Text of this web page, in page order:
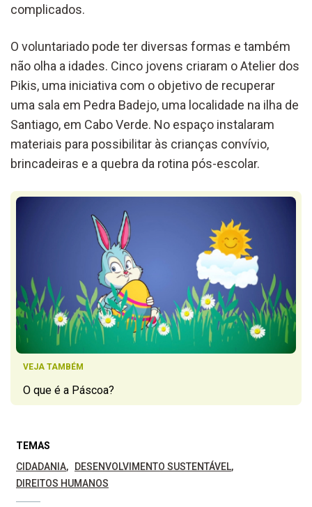
complicados.
O voluntariado pode ter diversas formas e também
não olha a idades. Cinco jovens criaram o Atelier dos
Pikis, uma iniciativa com o objetivo de recuperar
uma sala em Pedra Badejo, uma localidade na ilha de
Santiago, em Cabo Verde. No espaço instalaram
materiais para possibilitar às crianças convívio,
brincadeiras e a quebra da rotina pós-escolar.
VEJA TAMBÉM
O que é a Páscoa?
TEMAS
CIDADANIA
DESENVOLVIMENTO SUSTENTÁVEL
DIREITOS HUMANOS